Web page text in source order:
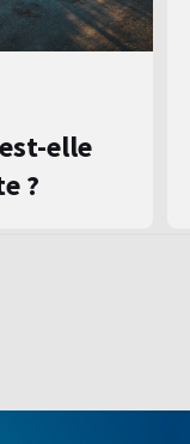
elle
?